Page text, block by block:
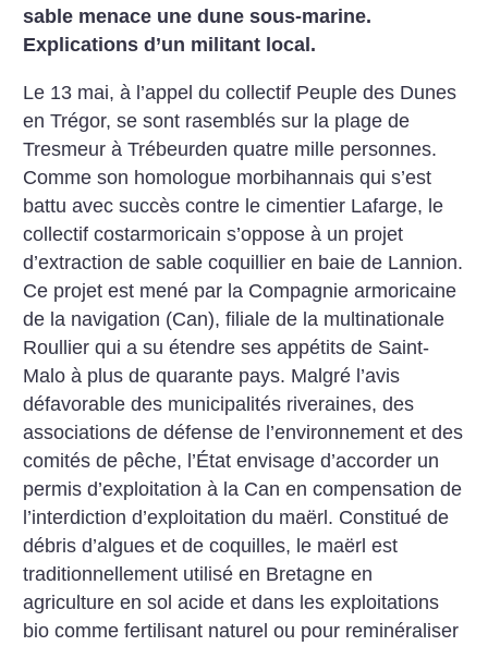
sable menace une dune sous-marine.
Explications d’un militant local.
Le 13 mai, à l’appel du collectif Peuple des Dunes
en Trégor, se sont rasemblés sur la plage de
Tresmeur à Trébeurden quatre mille personnes.
Comme son homologue morbihannais qui s’est
battu avec succès contre le cimentier Lafarge, le
collectif costarmoricain s’oppose à un projet
d’extraction de sable coquillier en baie de Lannion.
Ce projet est mené par la Compagnie armoricaine
de la navigation (Can), filiale de la multinationale
Roullier qui a su étendre ses appétits de Saint-
Malo à plus de quarante pays. Malgré l’avis
défavorable des municipalités riveraines, des
associations de défense de l’environnement et des
comités de pêche, l’État envisage d’accorder un
permis d’exploitation à la Can en compensation de
l’interdiction d’exploitation du maërl. Constitué de
débris d’algues et de coquilles, le maërl est
traditionnellement utilisé en Bretagne en
agriculture en sol acide et dans les exploitations
bio comme fertilisant naturel ou pour reminéraliser